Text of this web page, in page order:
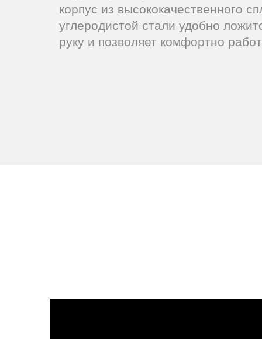
корпус из высококачественного
углеродистой стали удобно
руку и позволяет комфортно